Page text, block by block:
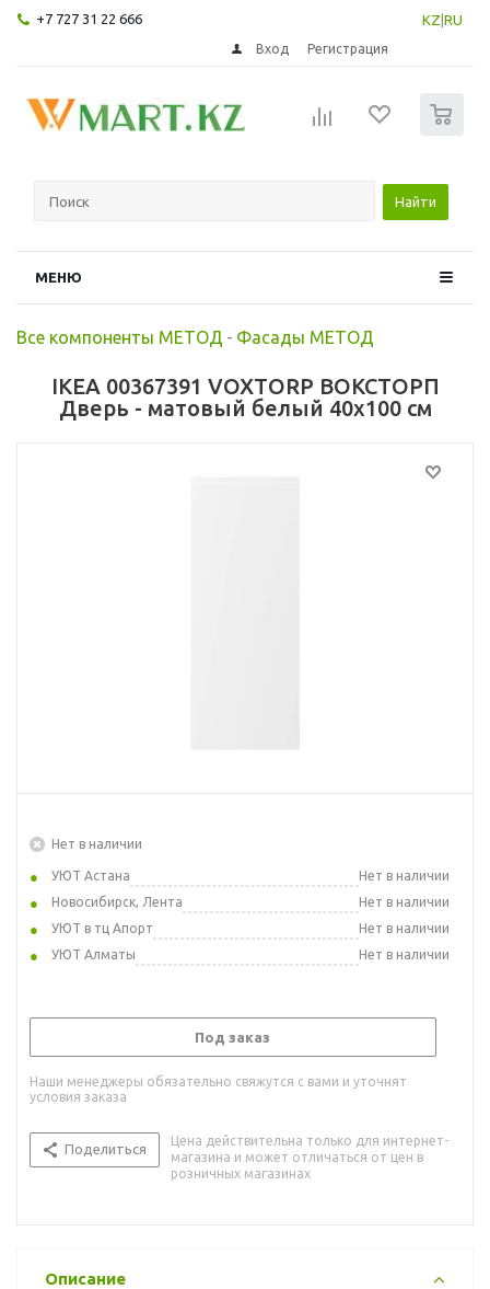
+7 727 31 22 666 KZ RU
Вход Регистрация
Найти
МЕНЮ
Все компоненты МЕТОД - Фасады МЕТОД
IKEA 00367391 VOXTORP ВОКСТОРП
Дверь - матовый белый 40x100 см
Нет в наличии
УЮТ Астана
Нет в наличии
Новосибирск, Лента
Нет в наличии
УЮТ в тц Апорт
Нет в наличии
УЮТ Алматы
Нет в наличии
Под заказ
Наши менеджеры обязательно свяжутся с вами и уточнят
условия заказа
Поделиться
Цена действительна только для интернет-
магазина и может отличаться от цен в
розничных магазинах
Описание